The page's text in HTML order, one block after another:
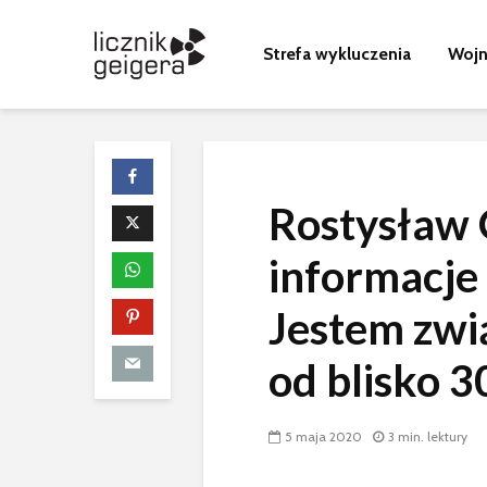
Strefa wykluczenia
informacje
Jestem
od blisko
5 maja 2020 3 min. lektury
Wyścig z
kulisy
sarkofagu
Nagranie z
awarii
Zmarł